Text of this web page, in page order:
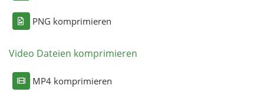
PNG komprimieren
Video Dateien komprimieren
MP4 komprimieren